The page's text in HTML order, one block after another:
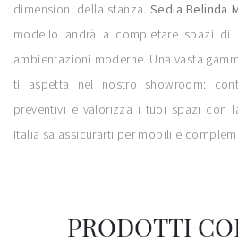
dimensioni della stanza. Sedia Belinda
modello andrà a completare spazi di
ambientazioni moderne. Una vasta
ti aspetta nel nostro showroom:
preventivi e valorizza i tuoi spazi con
Italia sa assicurarti per mobili e
PRODOTTI